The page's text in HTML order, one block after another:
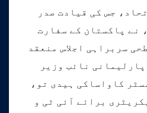
جس کی قیادت صدر
نے پاکستان کے سفارت
سربراہی اجلاس منعقد
نائب وزیر
کاواساکی ہیدی تو،
برائے آئی ٹی و